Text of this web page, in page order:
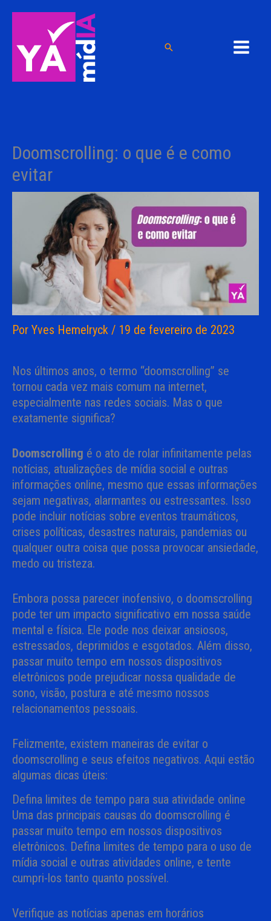
conteúdo
Pesquisar
Doomscrolling: o que é e como
evitar
Por Yves Hemelryck / 19 de fevereiro de 2023
Nos últimos anos, o termo “doomscrolling” se
tornou cada vez mais comum na internet,
especialmente nas redes sociais. Mas o que
exatamente significa?
Doomscrolling é o ato de rolar infinitamente pelas
notícias, atualizações de mídia social e outras
informações online, mesmo que essas informações
sejam negativas, alarmantes ou estressantes. Isso
pode incluir notícias sobre eventos traumáticos,
crises políticas, desastres naturais, pandemias ou
qualquer outra coisa que possa provocar ansiedade,
medo ou tristeza.
Embora possa parecer inofensivo, o doomscrolling
pode ter um impacto significativo em nossa saúde
mental e física. Ele pode nos deixar ansiosos,
estressados, deprimidos e esgotados. Além disso,
passar muito tempo em nossos dispositivos
eletrônicos pode prejudicar nossa qualidade de
sono, visão, postura e até mesmo nossos
relacionamentos pessoais.
Felizmente, existem maneiras de evitar o
doomscrolling e seus efeitos negativos. Aqui estão
algumas dicas úteis:
Defina limites de tempo para sua atividade online
Uma das principais causas do doomscrolling é
passar muito tempo em nossos dispositivos
eletrônicos. Defina limites de tempo para o uso de
mídia social e outras atividades online, e tente
cumpri-los tanto quanto possível.
Verifique as notícias apenas em horários